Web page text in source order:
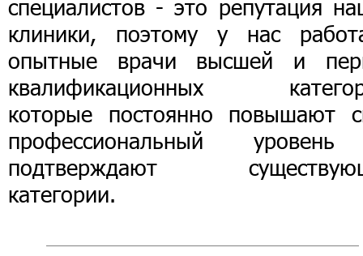
специалистов - это репутация
клиники, поэтому у нас
опытные врачи высшей и
квалификационных
которые постоянно повышают
профессиональный
подтверждают
категории.